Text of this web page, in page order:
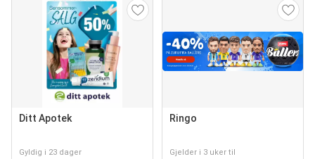
Ditt Apotek
Gyldig i 23 dager
Ringo
Gjelder i 3 uker til